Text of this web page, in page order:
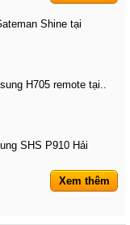
Shine tại
H705 remote tại..
SHS P910 Hải
Xem thêm